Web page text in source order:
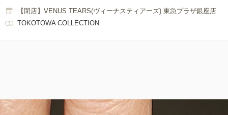
【閉店】VENUS TEARS(ヴィーナスティアーズ) 東急プラザ銀座店
TOKOTOWA COLLECTION